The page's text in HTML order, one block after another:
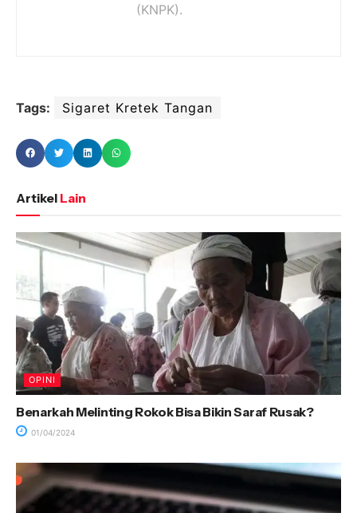
(KNPK).
Tags: Sigaret Kretek Tangan
Artikel Lain
OPINI
Benarkah Melinting Rokok Bisa Bikin Saraf Rusak?
01/04/2024